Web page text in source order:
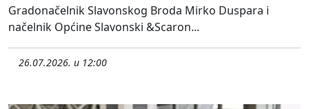
Gradonačelnik Slavonskog Broda Mirko Duspara i
načelnik Općine Slavonski &Scaron...
26.07.2026. u 12:00